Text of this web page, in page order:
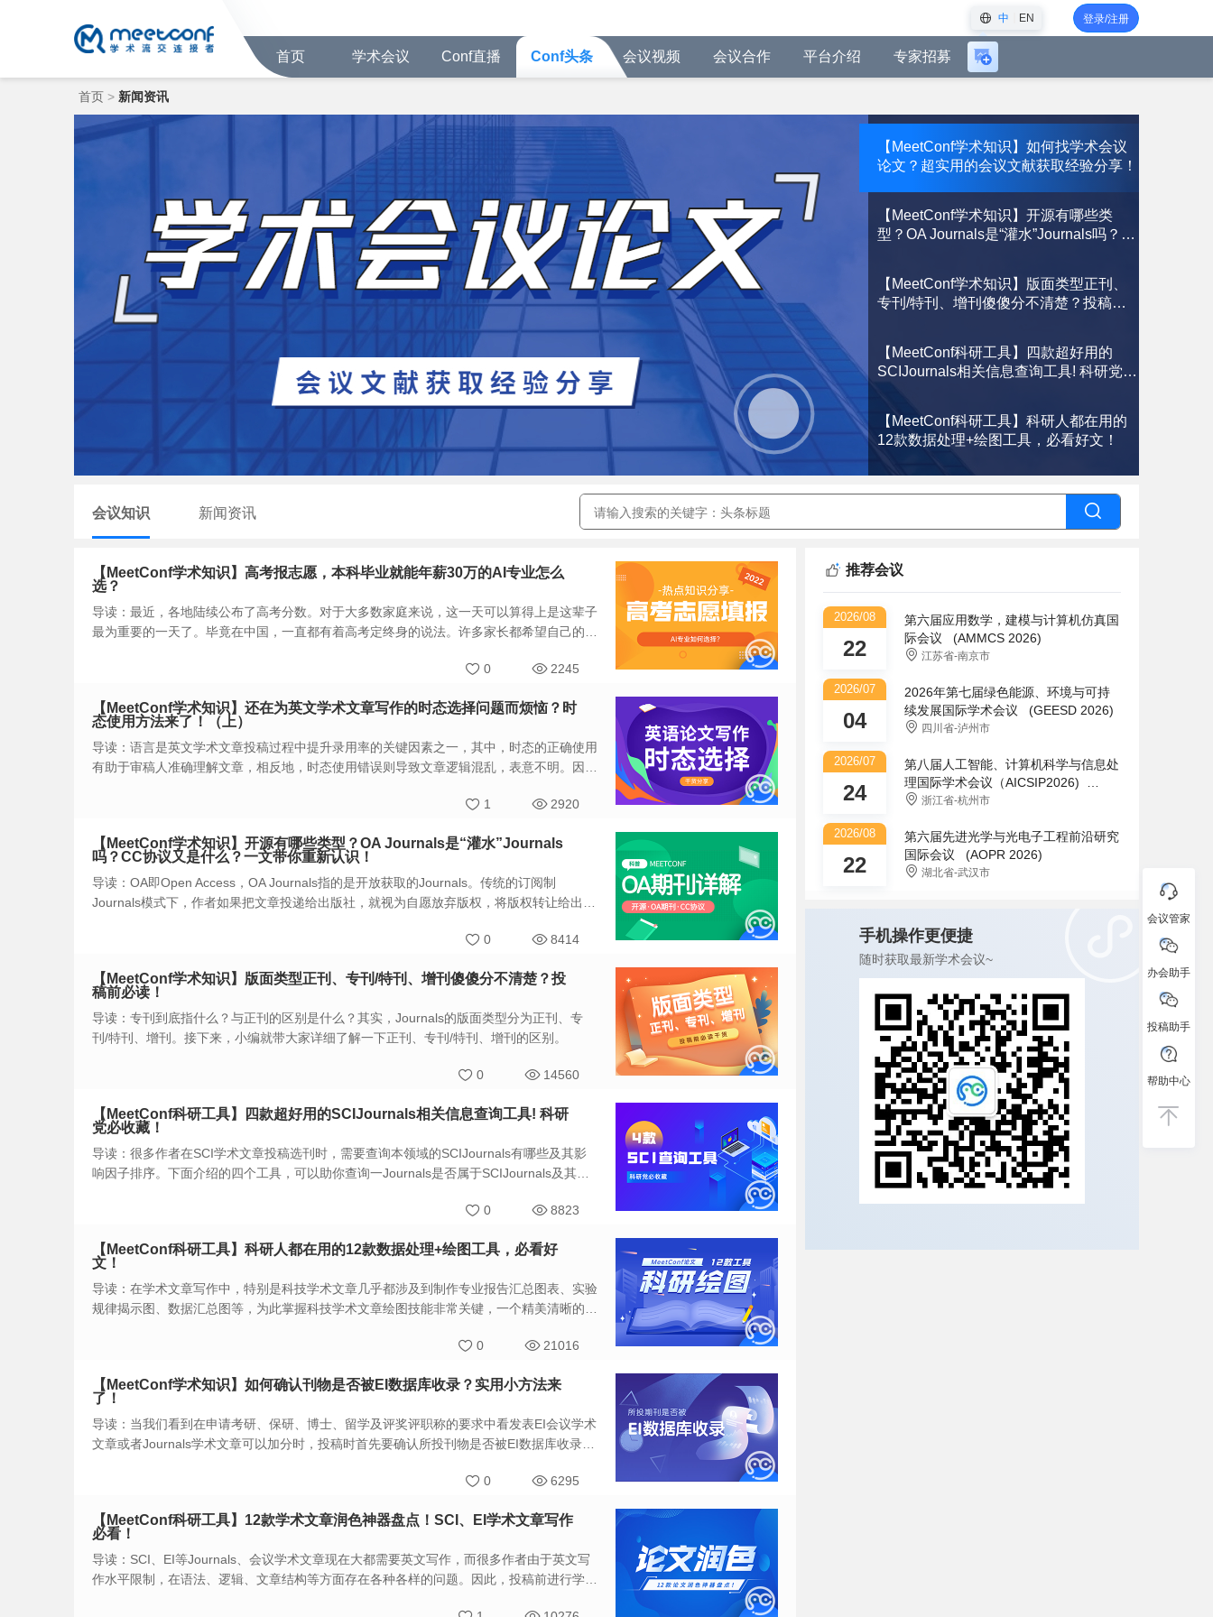
中 EN 登录/注册
首页 学术会议 Conf直播 Conf头条 会议视频 会议合作 平台介绍 专家招募
录
可
创
建
议
首页 > 新闻资讯
【MeetConf学术知识】如何找学术会议
论文？超实用的会议文献获取经验分享！
【MeetConf学术知识】开源有哪些类
型？OA Journals是“灌水”Journals吗？
【MeetConf学术知识】版面类型正刊、
专刊/特刊、增刊傻傻分不清楚？投稿前
【MeetConf科研工具】四款超好用的
SCIJournals相关信息查询工具! 科研党必
【MeetConf科研工具】科研人都在用的
12款数据处理+绘图工具，必看好文！
会议知识 新闻资讯
【MeetConf学术知识】高考报志愿，本科毕业就能年薪30万的AI专业怎么
选？
导读：最近，各地陆续公布了高考分数。对于大多数家庭来说，这一天可以算得上是这辈子
最为重要的一天了。毕竟在中国，一直都有着高考定终身的说法。许多家长都希望自己的孩
0 2245
【MeetConf学术知识】还在为英文学术文章写作的时态选择问题而烦恼？时
态使用方法来了！（上）
导读：语言是英文学术文章投稿过程中提升录用率的关键因素之一，其中，时态的正确使用
有助于审稿人准确理解文章，相反地，时态使用错误则导致文章逻辑混乱，表意不明。因
1
2920
【MeetConf学术知识】开源有哪些类型？OA Journals是“灌水”Journals
吗？CC协议又是什么？一文带你重新认识！
导读：OA即Open Access，OA Journals指的是开放获取的Journals。传统的订阅制
Journals模式下，作者如果把文章投递给出版社，就视为自愿放弃版权，将版权转让给出版
0
8414
【MeetConf学术知识】版面类型正刊、专刊/特刊、增刊傻傻分不清楚？投
稿前必读！
导读：专刊到底指什么？与正刊的区别是什么？其实，Journals的版面类型分为正刊、专
刊/特刊、增刊。接下来，小编就带大家详细了解一下正刊、专刊/特刊、增刊的区别。
0 14560
【MeetConf科研工具】四款超好用的SCIJournals相关信息查询工具! 科研
党必收藏！
导读：很多作者在SCI学术文章投稿选刊时，需要查询本领域的SCIJournals有哪些及其影
响因子排序。下面介绍的四个工具，可以助你查询一Journals是否属于SCIJournals及其全
0
8823
【MeetConf科研工具】科研人都在用的12款数据处理+绘图工具，必看好
文！
导读：在学术文章写作中，特别是科技学术文章几乎都涉及到制作专业报告汇总图表、实验
规律揭示图、数据汇总图等，为此掌握科技学术文章绘图技能非常关键，一个精美清晰的图
0
21016
【MeetConf学术知识】如何确认刊物是否被EI数据库收录？实用小方法来
了！
导读：当我们看到在申请考研、保研、博士、留学及评奖评职称的要求中看发表EI会议学术
文章或者Journals学术文章可以加分时，投稿时首先要确认所投刊物是否被EI数据库收录，
0
6295
【MeetConf科研工具】12款学术文章润色神器盘点！SCI、EI学术文章写作
必看！
导读：SCI、EI等Journals、会议学术文章现在大都需要英文写作，而很多作者由于英文写
作水平限制，在语法、逻辑、文章结构等方面存在各种各样的问题。因此，投稿前进行学术
推荐会议
2026/08
22
第六届应用数学，建模与计算机仿真国
际会议 (AMMCS 2026)
江苏省-南京市
2026/07
04
2026年第七届绿色能源、环境与可持
续发展国际学术会议 (GEESD 2026)
四川省-泸州市
2026/07
24
第八届人工智能、计算机科学与信息处
理国际学术会议（AICSIP2026)
(AICSIP)
浙江省-杭州市
2026/08
22
第六届先进光学与光电子工程前沿研究
国际会议 (AOPR 2026)
湖北省-武汉市
手机操作更便捷
随时获取最新学术会议~
会议管家
办会助手
投稿助手
帮助中心